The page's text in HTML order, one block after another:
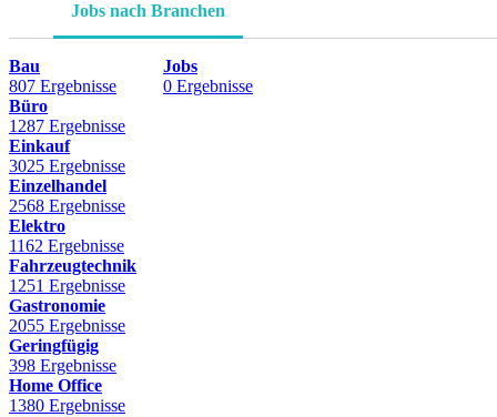
Jobs nach Branchen
Bau
807 Ergebnisse
Büro
1287 Ergebnisse
Einkauf
3025 Ergebnisse
Einzelhandel
2568 Ergebnisse
Elektro
1162 Ergebnisse
Fahrzeugtechnik
1251 Ergebnisse
Gastronomie
2055 Ergebnisse
Geringfügig
398 Ergebnisse
Home Office
1380 Ergebnisse
Jobs
0 Ergebnisse